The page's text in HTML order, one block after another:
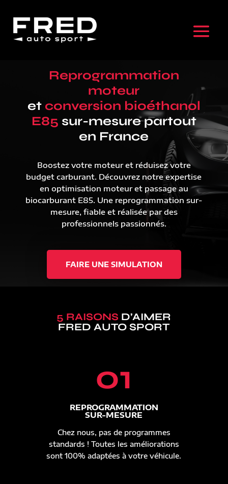
Reprogrammation
moteur
et conversion bioéthanol
E85 sur-mesure partout
en France
Boostez votre moteur et réduisez votre
budget carburant. Découvrez notre expertise
en optimisation moteur et passage au
biocarburant E85. Une reprogrammation sur-
mesure, fiable et réalisée par des
professionnels passionnés.
FAIRE UNE SIMULATION
5 RAISONS D’AIMER
FRED AUTO SPORT
01
REPROGRAMMATION
SUR-MESURE
Chez nous, pas de programmes
standards ! Toutes les améliorations
sont 100% adaptées à votre véhicule.